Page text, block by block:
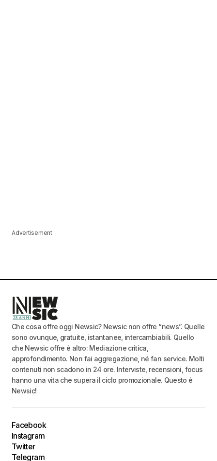
Advertisement
Che cosa offre oggi Newsic? Newsic non offre “news”. Quelle
sono ovunque, gratuite, istantanee, intercambiabili. Quello
che Newsic offre è altro: Mediazione critica,
approfondimento. Non fai aggregazione, né fan service. Molti
contenuti non scadono in 24 ore. Interviste, recensioni, focus
hanno una vita che supera il ciclo promozionale. Questo è
Newsic!
Facebook
Instagram
Twitter
Telegram